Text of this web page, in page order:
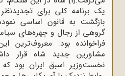
یک برنامه کلی برای
بازگشت به قانون اساسی
گروهی از رجال و چهره‌های
فراخوانده بود. معروف‌ترین
مشاورین جدید شاه قرار
نخست‌وزیر اسبق ایران بود که